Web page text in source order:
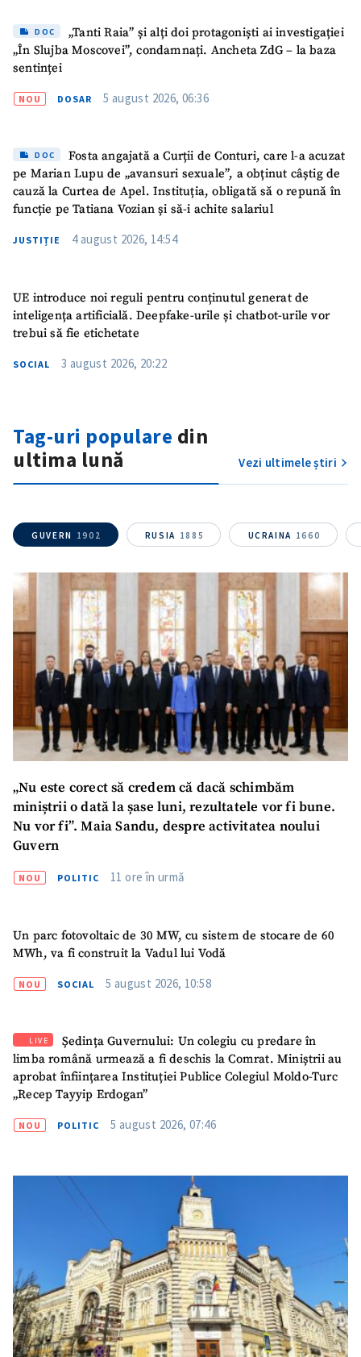
SUSȚINE
DOC
„Tanti Raia” și alți doi protagoniști ai investigației
„În Slujba Moscovei”, condamnați. Ancheta ZdG – la baza
sentinței
NOU DOSAR 5 august 2026, 06:36
DOC
Fosta angajată a Curții de Conturi, care l-a acuzat
pe Marian Lupu de „avansuri sexuale”, a obținut câștig de
cauză la Curtea de Apel. Instituția, obligată să o repună în
funcție pe Tatiana Vozian și să-i achite salariul
JUSTIȚIE 4 august 2026, 14:54
UE introduce noi reguli pentru conținutul generat de
inteligența artificială. Deepfake-urile și chatbot-urile vor
trebui să fie etichetate
SOCIAL 3 august 2026, 20:22
Tag-uri populare din
ultima lună
Vezi ultimele știri
GUVERN 1902 RUSIA 1885 UCRAINA 1660
„Nu este corect să credem că dacă schimbăm
miniștrii o dată la șase luni, rezultatele vor fi bune.
Nu vor fi”. Maia Sandu, despre activitatea noului
Guvern
NOU POLITIC 11 ore în urmă
Un parc fotovoltaic de 30 MW, cu sistem de stocare de 60
MWh, va fi construit la Vadul lui Vodă
NOU SOCIAL 5 august 2026, 10:58
LIVE
Ședința Guvernului: Un colegiu cu predare în
limba română urmează a fi deschis la Comrat. Miniștrii au
aprobat înființarea Instituției Publice Colegiul Moldo-Turc
„Recep Tayyip Erdogan”
NOU POLITIC 5 august 2026, 07:46
Titlu știre
+ Adaugă titlu
Fotografie
+ Încarcă imagine
Mesajul știrei
+ Mesajul știrei
CONTACT SURSĂ
Nume+ Numele meu
Email+ Emailul meu
Telefon+ Telefon personal
Am citit și sunt de
acord cupolitica de
TRIMITE ȘTIREA